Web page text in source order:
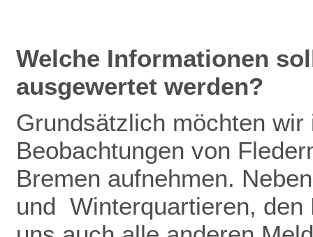
Welche Informationen
ausgewertet werden?
Grundsätzlich möchten
Beobachtungen von
Bremen aufnehmen.
und Winterquartieren, den